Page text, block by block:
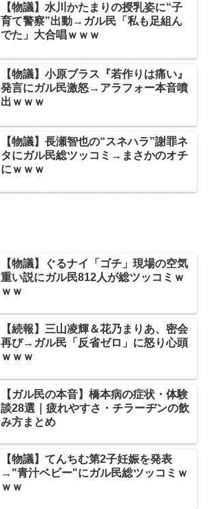
【物議】水川かたまりの授乳姿に“子
育て警察”出動→ガル民「私も足組ん
でた」大合唱ｗｗｗ
【物議】小原ブラス『若作りは痛い』
発言にガル民激怒→アラフォー本音噴
出ｗｗｗ
【物議】長瀬智也の“スネハラ”謝罪ネ
タにガル民総ツッコミ→まさかのオチ
にｗｗｗ
【物議】ぐるナイ「ゴチ」現場の空気
重い説にガル民812人が総ツッコミｗ
ｗｗ
【続報】三山凌輝＆花乃まりあ、密会
再び→ガル民「反省ゼロ」に怒り心頭
ｗｗｗ
【ガル民の本音】橋本病の症状・体験
談28選｜疲れやすさ・チラーヂンの飲
み方まとめ
【物議】てんちむ第2子妊娠を発表
→"青汁ベビー"にガル民総ツッコミｗ
ｗｗ